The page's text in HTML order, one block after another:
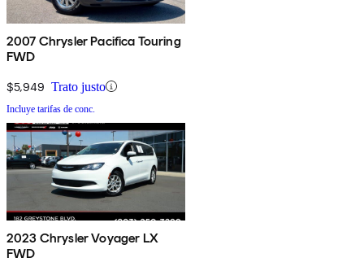
2007 Chrysler Pacifica Touring
FWD
$5,949 Trato justo
Incluye tarifas de conc.
2023 Chrysler Voyager LX
FWD